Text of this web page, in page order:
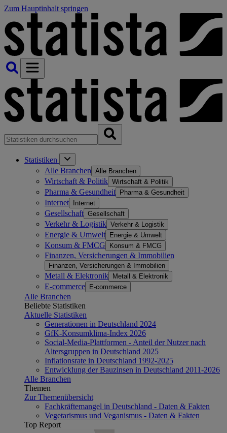
Zum Hauptinhalt springen
Statistiken
Alle Branchen Alle Branchen
Wirtschaft & Politik Wirtschaft & Politik
Pharma & Gesundheit Pharma & Gesundheit
Internet Internet
Gesellschaft Gesellschaft
Verkehr & Logistik Verkehr & Logistik
Energie & Umwelt Energie & Umwelt
Konsum & FMCG Konsum & FMCG
Finanzen, Versicherungen & Immobilien
Finanzen, Versicherungen & Immobilien
Metall & Elektronik Metall & Elektronik
E-commerce E-commerce
Alle Branchen
Beliebte Statistiken
Aktuelle Statistiken
Generationen in Deutschland 2024
GfK-Konsumklima-Index 2026
Social-Media-Plattformen - Anteil der Nutzer nach
Altersgruppen in Deutschland 2025
Inflationsrate in Deutschland 1992-2025
Entwicklung der Bauzinsen in Deutschland 2011-2026
Alle Branchen
Themen
Zur Themenübersicht
Fachkräftemangel in Deutschland - Daten & Fakten
Vegetarismus und Veganismus - Daten & Fakten
Top Report